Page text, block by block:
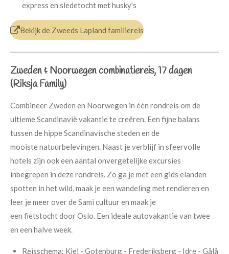
express en sledetocht met husky's
Bekijk de Zweeds Lapland familiereis
Zweden & Noorwegen combinatiereis, 17 dagen
(Riksja Family)
Combineer Zweden en Noorwegen in één rondreis om de
ultieme Scandinavië vakantie te creëren. Een fijne balans
tussen de hippe Scandinavische steden en de
mooiste natuurbelevingen. Naast je verblijf in sfeervolle
hotels zijn ook een aantal onvergetelijke excursies
inbegrepen in deze rondreis. Zo ga je met een gids elanden
spotten in het wild, maak je een wandeling met rendieren en
leer je meer over de Sami cultuur en maak je
een fietstocht door Oslo. Een ideale autovakantie van twee
en een halve week.
Reisschema: Kiel - Gotenburg - Frederiksberg - Idre - Gålå